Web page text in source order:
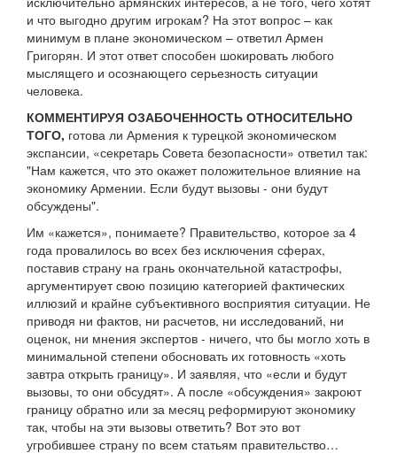
и что выгодно другим игрокам? На этот вопрос – как
минимум в плане экономическом – ответил Армен
Григорян. И этот ответ способен шокировать любого
мыслящего и осознающего серьезность ситуации
человека.
КОММЕНТИРУЯ ОЗАБОЧЕННОСТЬ ОТНОСИТЕЛЬНО
ТОГО, готова ли Армения к турецкой экономическом
экспансии, «секретарь Совета безопасности» ответил так:
"Нам кажется, что это окажет положительное влияние на
экономику Армении. Если будут вызовы - они будут
обсуждены".
Им «кажется», понимаете? Правительство, которое за 4
года провалилось во всех без исключения сферах,
поставив страну на грань окончательной катастрофы,
аргументирует свою позицию категорией фактических
иллюзий и крайне субъективного восприятия ситуации. Не
приводя ни фактов, ни расчетов, ни исследований, ни
оценок, ни мнения экспертов - ничего, что бы могло хоть в
минимальной степени обосновать их готовность «хоть
завтра открыть границу». И заявляя, что «если и будут
вызовы, то они обсудят». А после «обсуждения» закроют
границу обратно или за месяц реформируют экономику
так, чтобы на эти вызовы ответить? Вот это вот
угробившее страну по всем статьям правительство…